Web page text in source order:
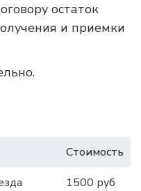
остаток
и приемки
Стоимость
1500 руб